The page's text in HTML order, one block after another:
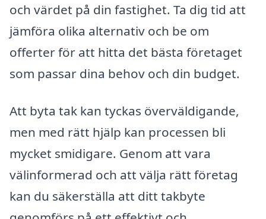
och värdet på din fastighet. Ta dig tid att
jämföra olika alternativ och be om
offerter för att hitta det bästa företaget
som passar dina behov och din budget.
Att byta tak kan tyckas överväldigande,
men med rätt hjälp kan processen bli
mycket smidigare. Genom att vara
välinformerad och att välja rätt företag
kan du säkerställa att ditt takbyte